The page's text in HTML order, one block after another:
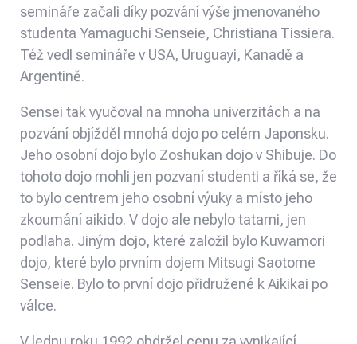
semináře začali díky pozvání výše jmenovaného
studenta Yamaguchi Senseie, Christiana Tissiera.
Též vedl semináře v USA, Uruguayi, Kanadě a
Argentině.
Sensei tak vyučoval na mnoha univerzitách a na
pozvání objížděl mnohá dojo po celém Japonsku.
Jeho osobní dojo bylo Zoshukan dojo v Shibuje. Do
tohoto dojo mohli jen pozvaní studenti a říká se, že
to bylo centrem jeho osobní výuky a místo jeho
zkoumání aikido. V dojo ale nebylo tatami, jen
podlaha. Jiným dojo, které založil bylo Kuwamori
dojo, které bylo prvním dojem Mitsugi Saotome
Senseie. Bylo to první dojo přidružené k Aikikai po
válce.